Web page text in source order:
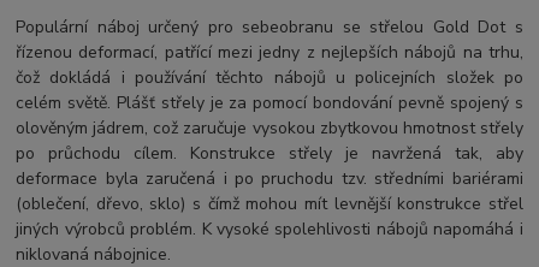
Populární náboj určený pro sebeobranu se střelou Gold Dot s
řízenou deformací, patřící mezi jedny z nejlepších nábojů na trhu,
čož dokládá i používání těchto nábojů u policejních složek po
celém světě. Plášť střely je za pomocí bondování pevně spojený s
olověným jádrem, což zaručuje vysokou zbytkovou hmotnost střely
po průchodu cílem. Konstrukce střely je navržená tak, aby
deformace byla zaručená i po pruchodu tzv. středními bariérami
(oblečení, dřevo, sklo) s čímž mohou mít levnější konstrukce střel
jiných výrobců problém. K vysoké spolehlivosti nábojů napomáhá i
niklovaná nábojnice.